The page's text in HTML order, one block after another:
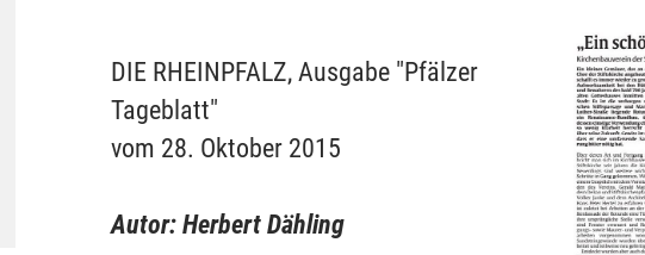
DIE RHEINPFALZ, Ausgabe "Pfälzer
Tageblatt"
vom 28. Oktober 2015
Autor: Herbert Dähling